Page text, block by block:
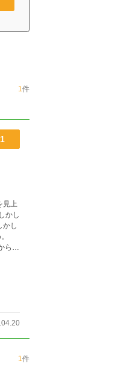
1件
。
き
1件